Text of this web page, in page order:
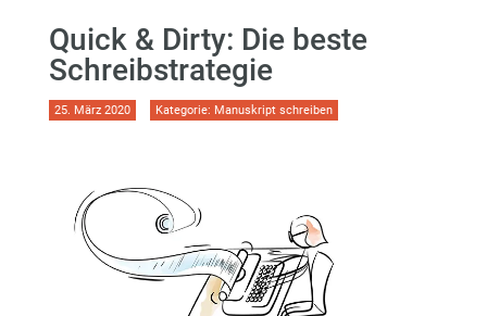
Quick & Dirty: Die beste
Schreibstrategie
25. März 2020 Kategorie: Manuskript schreiben